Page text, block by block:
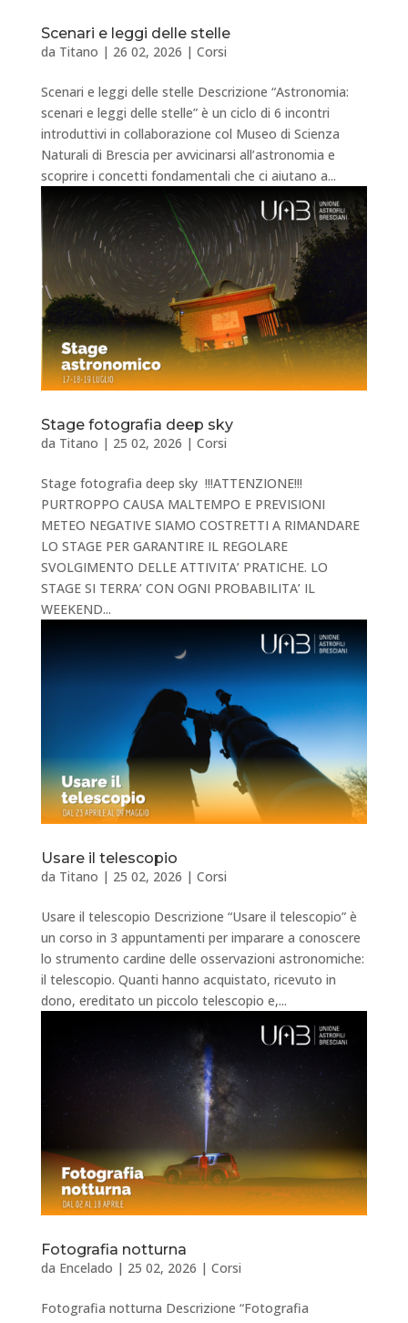
Scenari e leggi delle stelle
da Titano | 26 02, 2026 | Corsi
Scenari e leggi delle stelle Descrizione “Astronomia:
scenari e leggi delle stelle” è un ciclo di 6 incontri
introduttivi in collaborazione col Museo di Scienza
Naturali di Brescia per avvicinarsi all’astronomia e
scoprire i concetti fondamentali che ci aiutano a...
Stage fotografia deep sky
da Titano | 25 02, 2026 | Corsi
Stage fotografia deep sky !!!ATTENZIONE!!!
PURTROPPO CAUSA MALTEMPO E PREVISIONI
METEO NEGATIVE SIAMO COSTRETTI A RIMANDARE
LO STAGE PER GARANTIRE IL REGOLARE
SVOLGIMENTO DELLE ATTIVITA’ PRATICHE. LO
STAGE SI TERRA’ CON OGNI PROBABILITA’ IL
WEEKEND...
Usare il telescopio
da Titano | 25 02, 2026 | Corsi
Usare il telescopio Descrizione “Usare il telescopio” è
un corso in 3 appuntamenti per imparare a conoscere
lo strumento cardine delle osservazioni astronomiche:
il telescopio. Quanti hanno acquistato, ricevuto in
dono, ereditato un piccolo telescopio e,...
Fotografia notturna
da Encelado | 25 02, 2026 | Corsi
Fotografia notturna Descrizione “Fotografia